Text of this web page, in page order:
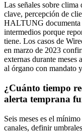
Las señales sobre
clave, percepción de
HALTUNG documenta
intermedios porque
tiene. Los casos de
en marzo de 2023
externas durante
al órgano con mandato
¿Cuánto tiempo
alerta temprana
Seis meses es el
canales, definir